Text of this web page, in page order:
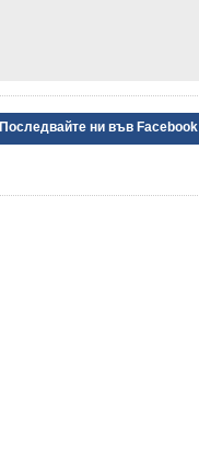
Последвайте ни във Facebook